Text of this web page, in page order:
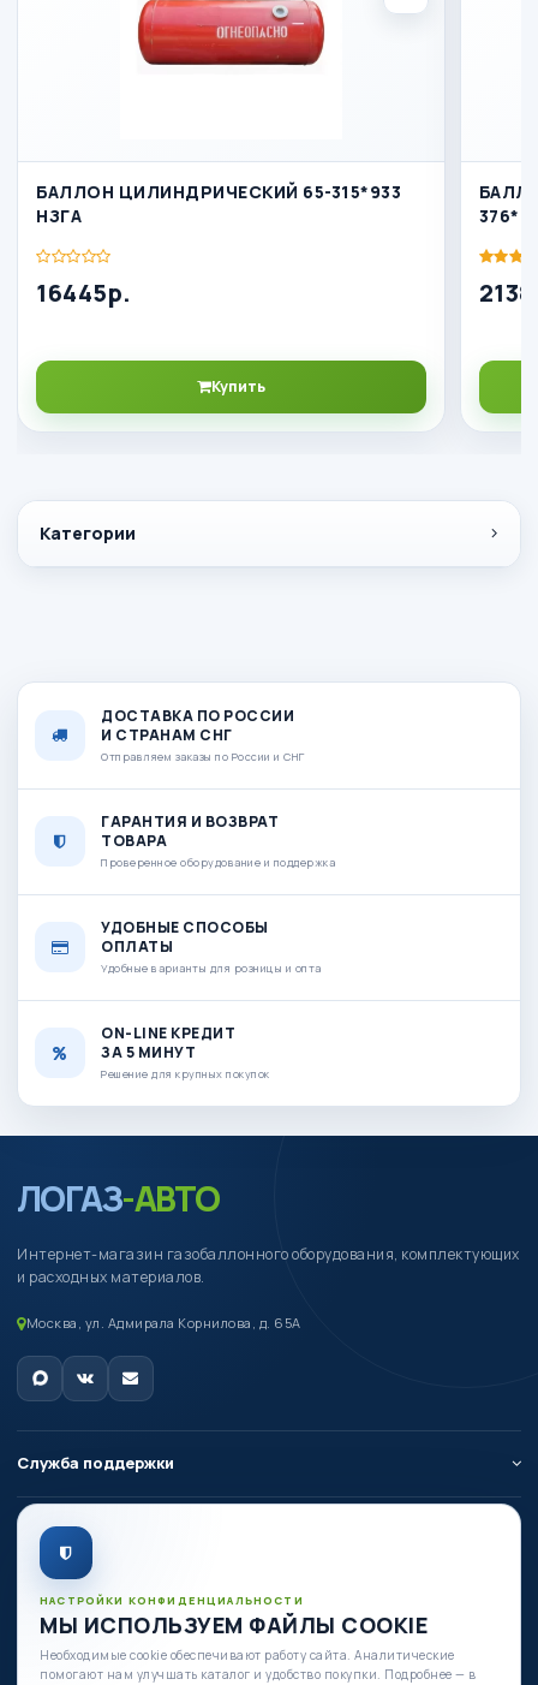
Категории
БАЛЛОН ЦИЛИНДРИЧЕСКИЙ 65-315*933
НЗГА
16445р.
Купить
ДОСТАВКА ПО РОССИИ
И СТРАНАМ СНГ
Отправляем заказы по России и СНГ
ГАРАНТИЯ И ВОЗВРАТ
ТОВАРА
Проверенное оборудование и поддержка
УДОБНЫЕ СПОСОБЫ
ОПЛАТЫ
Удобные варианты для розницы и опта
ON-LINE КРЕДИТ
ЗА 5 МИНУТ
Решение для крупных покупок
ЛОГАЗ-АВТО
Интернет-магазин газобаллонного оборудования, комплектующих
и расходных материалов.
Москва, ул. Адмирала Корнилова, д. 65А
Служба поддержки
О компании
Личный кабинет
Есть вопросы по оборудованию?
НАСТРОЙКИ КОНФИДЕНЦИАЛЬНОСТИ
МЫ ИСПОЛЬЗУЕМ ФАЙЛЫ COOKIE
Необходимые cookie обеспечивают работу сайта. Аналитические
помогают нам улучшать каталог и удобство покупки. Подробнее — в